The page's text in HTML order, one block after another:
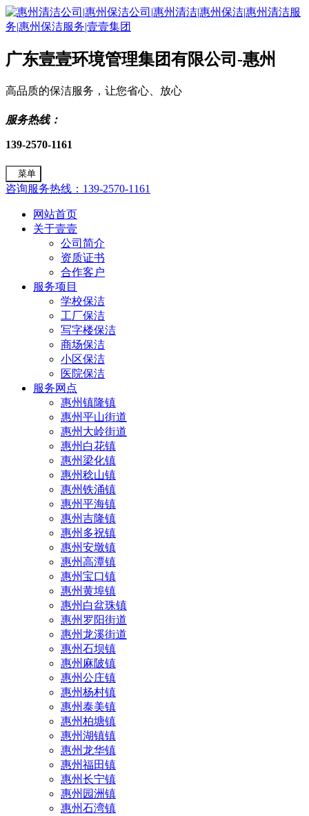
广东壹壹环境管理集团有限公司-惠州
高品质的保洁服务，让您省心、放心
服务热线：
139-2570-1161
菜单
咨询服务热线：139-2570-1161
网站首页
关于壹壹
公司简介
资质证书
合作客户
服务项目
学校保洁
工厂保洁
写字楼保洁
商场保洁
小区保洁
医院保洁
服务网点
惠州镇隆镇
惠州平山街道
惠州大岭街道
惠州白花镇
惠州梁化镇
惠州稔山镇
惠州铁涌镇
惠州平海镇
惠州吉隆镇
惠州多祝镇
惠州安墩镇
惠州高潭镇
惠州宝口镇
惠州黄埠镇
惠州白盆珠镇
惠州罗阳街道
惠州龙溪街道
惠州石坝镇
惠州麻陂镇
惠州公庄镇
惠州杨村镇
惠州泰美镇
惠州柏塘镇
惠州湖镇镇
惠州龙华镇
惠州福田镇
惠州长宁镇
惠州园洲镇
惠州石湾镇